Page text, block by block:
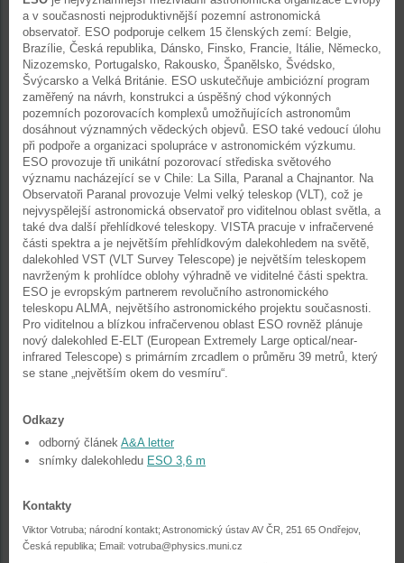
a v současnosti nejproduktivnější pozemní astronomická
observatoř. ESO podporuje celkem 15 členských zemí: Belgie,
Brazílie, Česká republika, Dánsko, Finsko, Francie, Itálie, Německo,
Nizozemsko, Portugalsko, Rakousko, Španělsko, Švédsko,
Švýcarsko a Velká Británie. ESO uskutečňuje ambiciózní program
zaměřený na návrh, konstrukci a úspěšný chod výkonných
pozemních pozorovacích komplexů umožňujících astronomům
dosáhnout významných vědeckých objevů. ESO také vedoucí úlohu
při podpoře a organizaci spolupráce v astronomickém výzkumu.
ESO provozuje tři unikátní pozorovací střediska světového
významu nacházející se v Chile: La Silla, Paranal a Chajnantor. Na
Observatoři Paranal provozuje Velmi velký teleskop (VLT), což je
nejvyspělejší astronomická observatoř pro viditelnou oblast světla, a
také dva další přehlídkové teleskopy. VISTA pracuje v infračervené
části spektra a je největším přehlídkovým dalekohledem na světě,
dalekohled VST (VLT Survey Telescope) je největším teleskopem
navrženým k prohlídce oblohy výhradně ve viditelné části spektra.
ESO je evropským partnerem revolučního astronomického
teleskopu ALMA, největšího astronomického projektu současnosti.
Pro viditelnou a blízkou infračervenou oblast ESO rovněž plánuje
nový dalekohled E-ELT (European Extremely Large optical/near-
infrared Telescope) s primárním zrcadlem o průměru 39 metrů, který
se stane „největším okem do vesmíru“.
Odkazy
odborný článek A&A letter
snímky dalekohledu ESO 3,6 m
Kontakty
Viktor Votruba; národní kontakt; Astronomický ústav AV ČR, 251 65 Ondřejov,
Česká republika; Email: votruba@physics.muni.cz